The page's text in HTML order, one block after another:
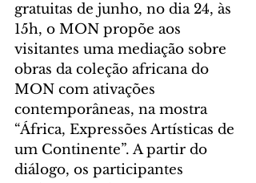
gratuitas de junho, no dia 24, às
15h, o MON propõe aos
visitantes uma mediação sobre
obras da coleção africana do
MON com ativações
contemporâneas, na mostra
“África, Expressões Artísticas de
um Continente”. A partir do
diálogo, os participantes